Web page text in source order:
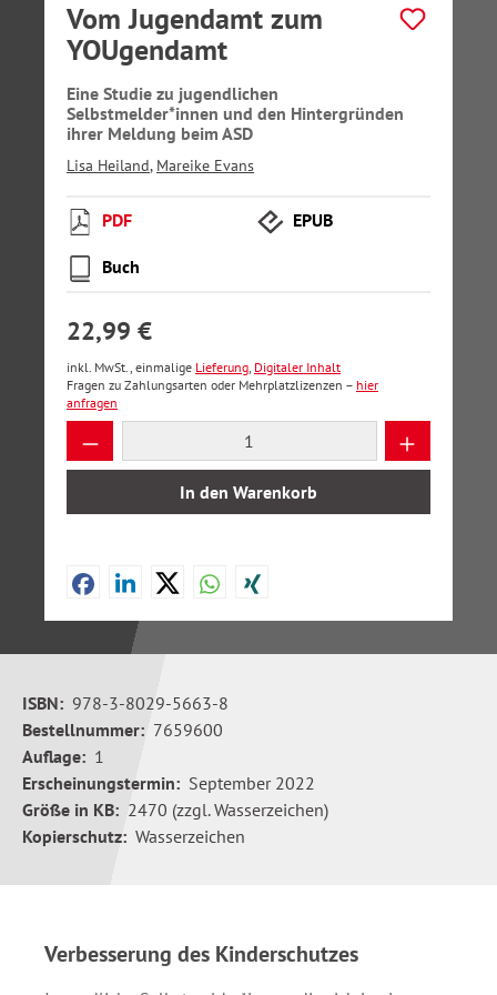
Vom Jugendamt zum
YOUgendamt
Eine Studie zu jugendlichen
Selbstmelder*innen und den Hintergründen
ihrer Meldung beim ASD
Lisa Heiland, Mareike Evans
PDF EPUB
Buch
22,99 €
inkl. MwSt., einmalige Lieferung, Digitaler Inhalt
Fragen zu Zahlungsarten oder Mehrplatzlizenzen – hier
anfragen
Produkt Anzahl: Gib den gewünschten
In den Warenkorb
ISBN: 978-3-8029-5663-8
Bestellnummer: 7659600
Auflage: 1
Erscheinungstermin: September 2022
Größe in KB: 2470 (zzgl. Wasserzeichen)
Kopierschutz: Wasserzeichen
Verbesserung des Kinderschutzes